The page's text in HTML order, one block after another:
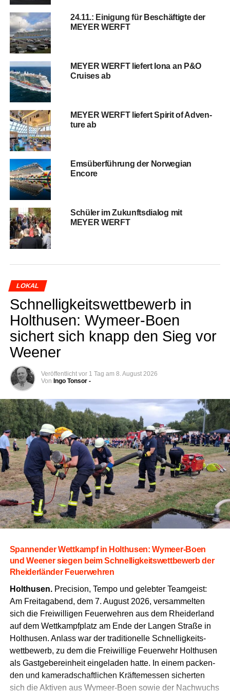
24.11.: Eini­gung für Beschäf­tig­te der
MEYER WERFT
MEYER WERFT lie­fert Iona an P&O
Crui­ses ab
MEYER WERFT lie­fert Spi­rit of Adven­
ture ab
Ems­über­füh­rung der Nor­we­gi­an
Encore
Schü­ler im Zukunfts­dia­log mit
MEYER WERFT
LOKAL
Schnel­lig­keits­wett­be­werb in
Hol­thusen: Wymeer-Boen
sichert sich knapp den Sieg vor
Weener
Veröffentlicht vor 1 Tag am 8. August 2026
Von Ingo Tonsor -
Span­nen­der Wett­kampf in Hol­thusen: Wymeer-Boen
und Wee­ner sie­gen beim Schnel­lig­keits­wett­be­werb der
Rhei­der­län­der Feuerwehren
Hol­thusen.Pre­cis­i­on, Tem­po und geleb­ter Team­geist:
Am Frei­tag­abend, dem 7. August 2026, ver­sam­mel­ten
sich die Frei­wil­li­gen Feu­er­weh­ren aus dem Rhei­der­land
auf dem Wett­kampf­platz am Ende der Lan­gen Stra­ße in
Hol­thusen. Anlass war der tra­di­tio­nel­le Schnel­lig­keits­
wett­be­werb, zu dem die Frei­wil­li­ge Feu­er­wehr Hol­thusen
als Gast­ge­ber­ein­heit ein­ge­la­den hat­te. In einem packen­
den und kame­rad­schaft­li­chen Kräf­te­mes­sen sicher­ten
sich die Akti­ven aus Wymeer-Boen sowie der Nach­wuchs